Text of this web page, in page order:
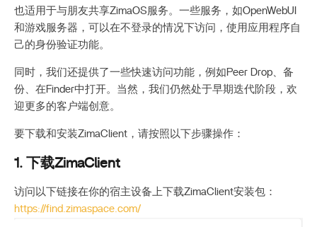
也适用于与朋友共享ZimaOS服务。一些服务，如OpenWebUI
和游戏服务器，可以在不登录的情况下访问，使用应用程序自
己的身份验证功能。
同时，我们还提供了一些快速访问功能，例如Peer Drop、备
份、在Finder中打开。当然，我们仍然处于早期迭代阶段，欢
迎更多的客户端创意。
要下载和安装ZimaClient，请按照以下步骤操作：
1. 下载ZimaClient
访问以下链接在你的宿主设备上下载ZimaClient安装包：
https://find.zimaspace.com/